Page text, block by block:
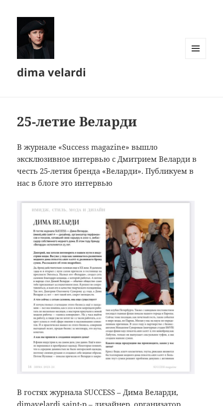
dima velardi
25-летие Веларди
В журнале «Success magazine» вышло
эксклюзивное интервью с Дмитрием Веларди в
честь 25-летия бренда «Веларди». Публикуем в
нас в блоге это интервью
В гостях журнала SUCCESS – Дима Веларди,
dimavelardi saint-p – дизайнер, организатор